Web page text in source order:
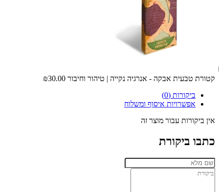
קטורת טבעית אבקה - אנרגיה נקייה | טיהור וחיבור ₪30.00
ביקורות (0)
אפשרויות איסוף ומשלוח
אין ביקורות עבור מוצר זה
כתבו ביקורת